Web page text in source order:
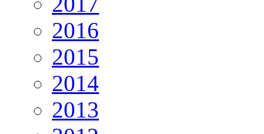
2016
2015
2014
2013